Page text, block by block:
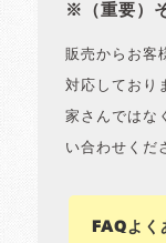
※（重要）
販売からお客
対応しており
家さんではな
い合わせくだ
FAQよく